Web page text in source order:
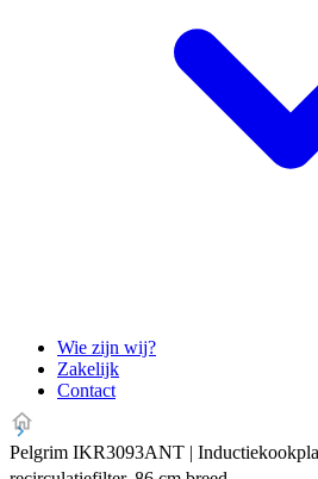
Wie zijn wij?
Zakelijk
Contact
Pelgrim IKR3093ANT |